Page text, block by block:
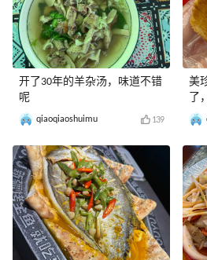
开了30年的羊杂汤，味道不错
呢
qiaoqiaoshuimu 139
美
了